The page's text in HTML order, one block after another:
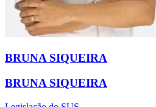
BRUNA SIQUEIRA
BRUNA SIQUEIRA